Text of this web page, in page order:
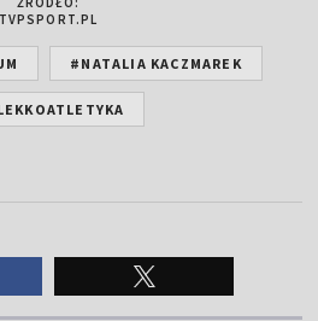
TVPSPORT.PL
#NATALIA KACZMAREK